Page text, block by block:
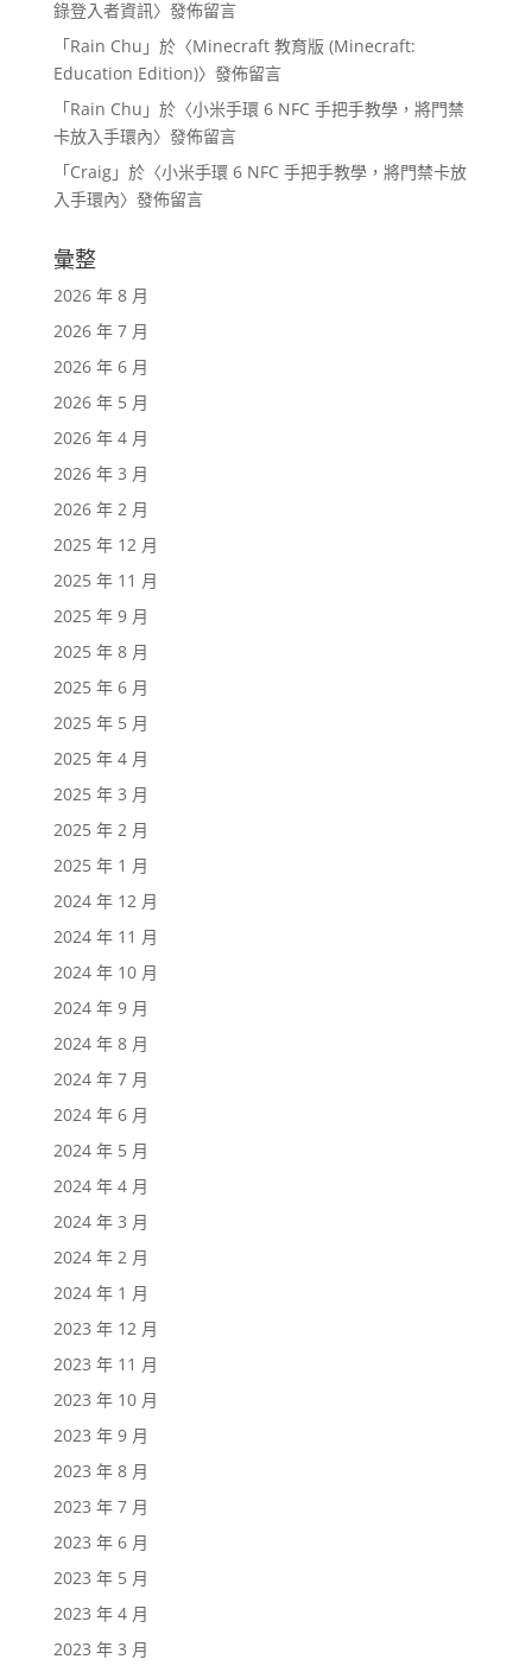
錄登入者資訊〉發佈留言
「Rain Chu 」於〈Minecraft 教育版 (Minecraft:
Education Edition)〉發佈留言
「Rain Chu 」於〈小米手環 6 NFC 手把手教學，將門禁
卡放入手環內〉發佈留言
「Craig」於〈小米手環 6 NFC 手把手教學，將門禁卡放
入手環內〉發佈留言
彙整
2026 年 8 月
2026 年 7 月
2026 年 6 月
2026 年 5 月
2026 年 4 月
2026 年 3 月
2026 年 2 月
2025 年 12 月
2025 年 11 月
2025 年 9 月
2025 年 8 月
2025 年 6 月
2025 年 5 月
2025 年 4 月
2025 年 3 月
2025 年 2 月
2025 年 1 月
2024 年 12 月
2024 年 11 月
2024 年 10 月
2024 年 9 月
2024 年 8 月
2024 年 7 月
2024 年 6 月
2024 年 5 月
2024 年 4 月
2024 年 3 月
2024 年 2 月
2024 年 1 月
2023 年 12 月
2023 年 11 月
2023 年 10 月
2023 年 9 月
2023 年 8 月
2023 年 7 月
2023 年 6 月
2023 年 5 月
2023 年 4 月
2023 年 3 月